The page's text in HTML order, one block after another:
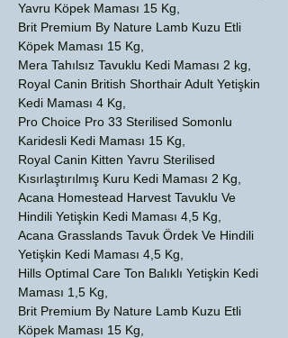
Yavru Köpek Maması 15 Kg,
Brit Premium By Nature Lamb Kuzu Etli
Köpek Maması 15 Kg,
Mera Tahılsız Tavuklu Kedi Maması 2 kg,
Royal Canin British Shorthair Adult Yetişkin
Kedi Maması 4 Kg,
Pro Choice Pro 33 Sterilised Somonlu
Karidesli Kedi Maması 15 Kg,
Royal Canin Kitten Yavru Sterilised
Kısırlaştırılmış Kuru Kedi Maması 2 Kg,
Acana Homestead Harvest Tavuklu Ve
Hindili Yetişkin Kedi Maması 4,5 Kg,
Acana Grasslands Tavuk Ördek Ve Hindili
Yetişkin Kedi Maması 4,5 Kg,
Hills Optimal Care Ton Balıklı Yetişkin Kedi
Maması 1,5 Kg,
Brit Premium By Nature Lamb Kuzu Etli
Köpek Maması 15 Kg,